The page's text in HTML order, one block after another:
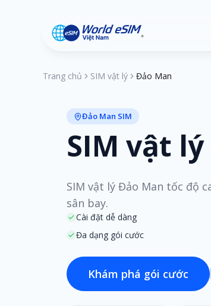
Trang chủ SIM vật lý Đảo Man
Đảo Man SIM
SIM vật
SIM vật lý Đảo Man tốc độ
sân bay.
Cài đặt dễ dàng
Đa dạng gói cước
Khám phá gói cước